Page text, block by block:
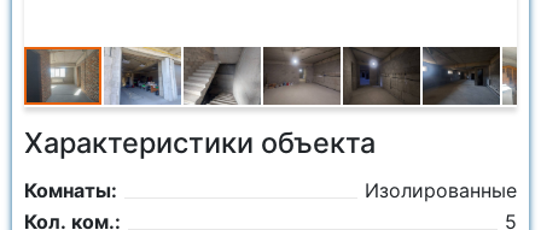
Характеристики объекта
Комнаты:
Изолированные
Кол. ком.:
5